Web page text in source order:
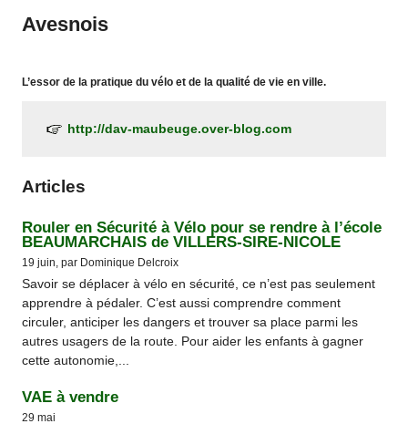
Avesnois
L’essor de la pratique du vélo et de la qualité de vie en ville.
http://dav-maubeuge.over-blog.com
Articles
Rouler en Sécurité à Vélo pour se rendre à l’école
BEAUMARCHAIS de VILLERS-SIRE-NICOLE
19 juin, par Dominique Delcroix
Savoir se déplacer à vélo en sécurité, ce n’est pas seulement
apprendre à pédaler. C’est aussi comprendre comment
circuler, anticiper les dangers et trouver sa place parmi les
autres usagers de la route. Pour aider les enfants à gagner
cette autonomie,...
VAE à vendre
29 mai